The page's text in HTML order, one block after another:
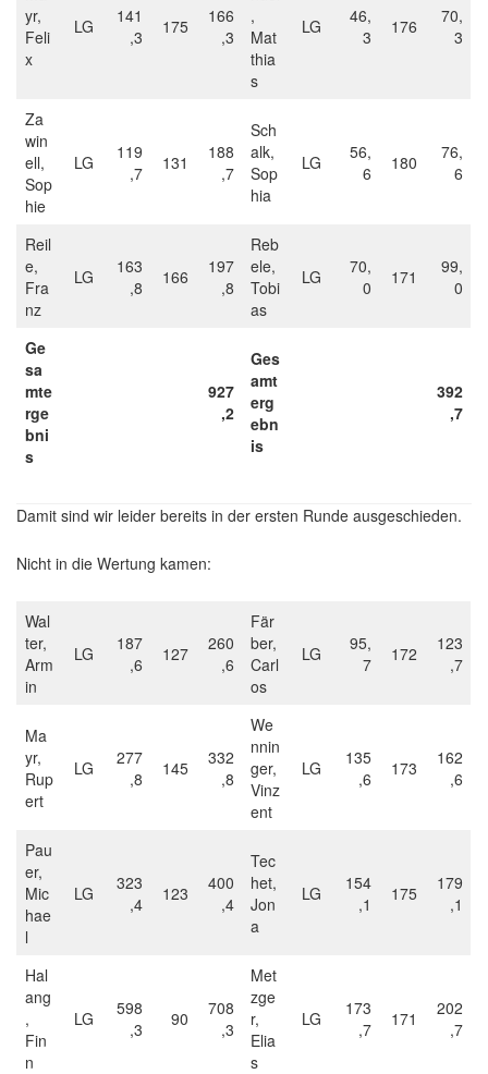
yr,
Feli
x
LG
141
,3
175
166
,3
,
Mat
thia
s
LG
46,
3
176
70,
3
Za
win
ell,
Sop
hie
LG
119
,7
131
188
,7
Sch
alk,
Sop
hia
LG
56,
6
180
76,
6
Reil
e,
Fra
nz
LG
163
,8
166
197
,8
Reb
ele,
Tobi
as
LG
70,
0
171
99,
0
Ge
sa
mte
rge
bni
s
927
,2
Ges
amt
erg
ebn
is
392
,7
Damit sind wir leider bereits in der ersten Runde ausgeschieden.
Nicht in die Wertung kamen:
Wal
ter,
Arm
in
LG
187
,6
127
260
,6
Fär
ber,
Carl
os
LG
95,
7
172
123
,7
Ma
yr,
Rup
ert
LG
277
,8
145
332
,8
We
nnin
ger,
Vinz
ent
LG
135
,6
173
162
,6
Pau
er,
Mic
hae
l
LG
323
,4
123
400
,4
Tec
het,
Jon
a
LG
154
,1
175
179
,1
Hal
ang
,
Fin
n
LG
598
,3
90
708
,3
Met
zge
r,
Elia
s
LG
173
,7
171
202
,7